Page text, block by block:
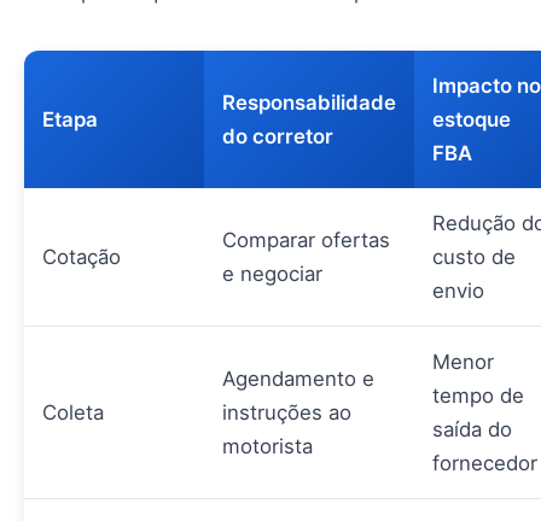
Etapa
Responsabilidade
do corretor
Impacto no
estoque
FBA
Cotação
Comparar ofertas
e negociar
Redução
custo de
envio
Coleta
Agendamento e
instruções ao
motorista
Menor
tempo de
saída do
fornecedor